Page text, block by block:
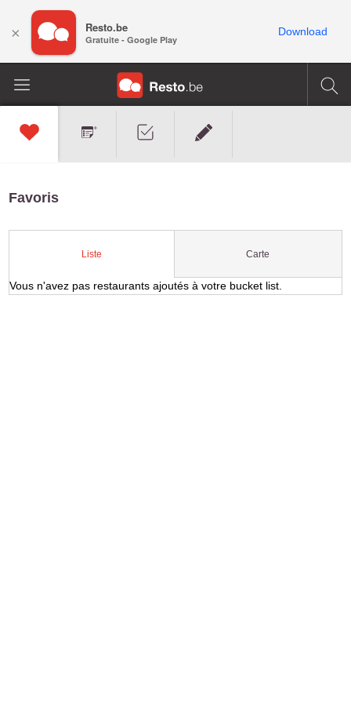
Favoris
Liste Carte
Vous n'avez pas restaurants ajoutés à votre bucket list.
× Resto.be
Gratuite - Google Play
Download